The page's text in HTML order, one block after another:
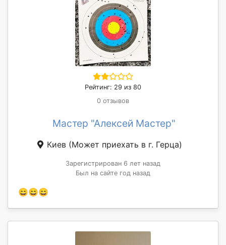
Рейтинг: 29 из 80
0 отзывов
Мастер "Алексей Мастер"
Киев (Может приехать в г. Герца)
Зарегистрирован 6 лет назад
Был на сайте год назад
😄😄😄